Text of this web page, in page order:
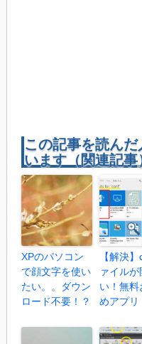
この記事を読ん
います（関連記事
XPのパソコン
で顔文字を使い
たい。。ダウン
ロード不要！？
【解決
ァイルが
い！無料
めアプリ